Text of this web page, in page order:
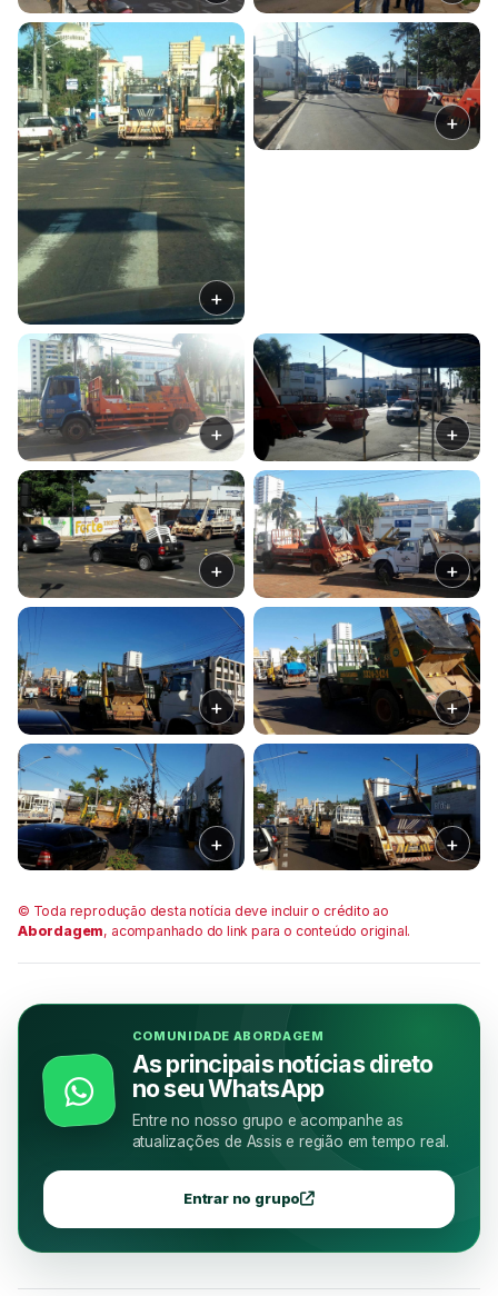
© Toda reprodução desta notícia deve incluir o crédito ao
Abordagem, acompanhado do link para o conteúdo original.
COMUNIDADE ABORDAGEM
As principais notícias direto
no seu WhatsApp
Entre no nosso grupo e acompanhe as
atualizações de Assis e região em tempo real.
Entrar no grupo